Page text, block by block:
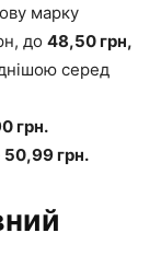
марку
до 48,50 грн,
серед
грн.
50,99 грн.